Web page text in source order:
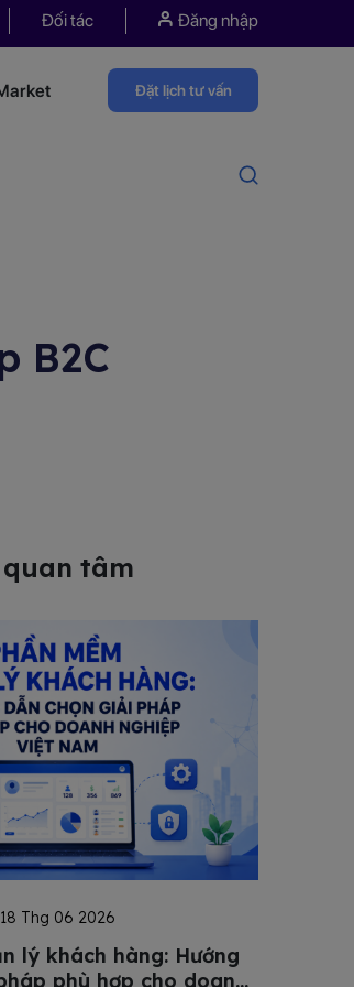
Đối tác Đăng nhập
Đặt lịch tư vấn
B2C
tâm
18 Thg 06 2026
lý khách hàng: Hướng
phù hợp cho doanh